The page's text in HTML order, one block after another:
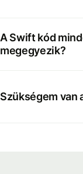
A Swift kód
megegyezik?
Szükségem van